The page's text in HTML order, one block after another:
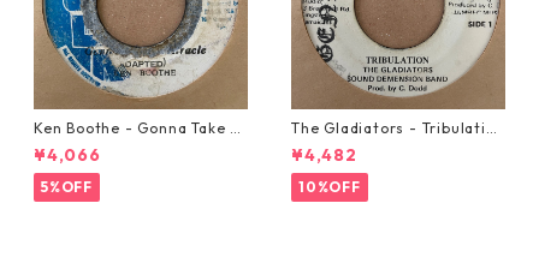
Ken Boothe - Gonna Take A
Miracle【7-21362】
¥4,066
5%OFF
The Gladiators - Tribulation
【7-21365】
¥4,482
10%OFF